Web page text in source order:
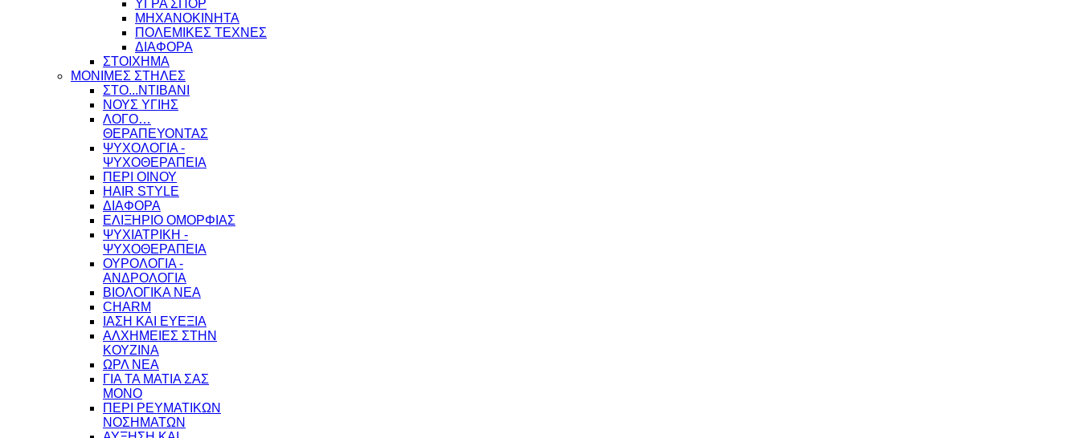
ΥΓΡΑ ΣΠΟΡ
ΜΗΧΑΝΟΚΙΝΗΤΑ
ΠΟΛΕΜΙΚΕΣ ΤΕΧΝΕΣ
ΔΙΑΦΟΡΑ
ΣΤΟΙΧΗΜΑ
ΜΟΝΙΜΕΣ ΣΤΗΛΕΣ
ΣΤΟ...ΝΤΙΒΑΝΙ
ΝΟΥΣ ΥΓΙΗΣ
ΛΟΓΟ…
ΘΕΡΑΠΕΥΟΝΤΑΣ
ΨΥΧΟΛΟΓΙΑ -
ΨΥΧΟΘΕΡΑΠΕΙΑ
ΠΕΡΙ ΟΙΝΟΥ
HAIR STYLE
ΔΙΑΦΟΡΑ
ΕΛΙΞΗΡΙΟ ΟΜΟΡΦΙΑΣ
ΨΥΧΙΑΤΡΙΚΗ -
ΨΥΧΟΘΕΡΑΠΕΙΑ
ΟΥΡΟΛΟΓΙΑ -
ΑΝΔΡΟΛΟΓΙΑ
ΒΙΟΛΟΓΙΚΑ ΝΕΑ
CHARM
ΙΑΣΗ ΚΑΙ ΕΥΕΞΙΑ
ΑΛΧΗΜΕΙΕΣ ΣΤΗΝ
ΚΟΥΖΙΝΑ
ΩΡΛ ΝEA
ΓΙΑ ΤΑ ΜΑΤΙΑ ΣΑΣ
ΜΟΝΟ
ΠΕΡΙ ΡΕΥΜΑΤΙΚΩΝ
ΝΟΣΗΜΑΤΩΝ